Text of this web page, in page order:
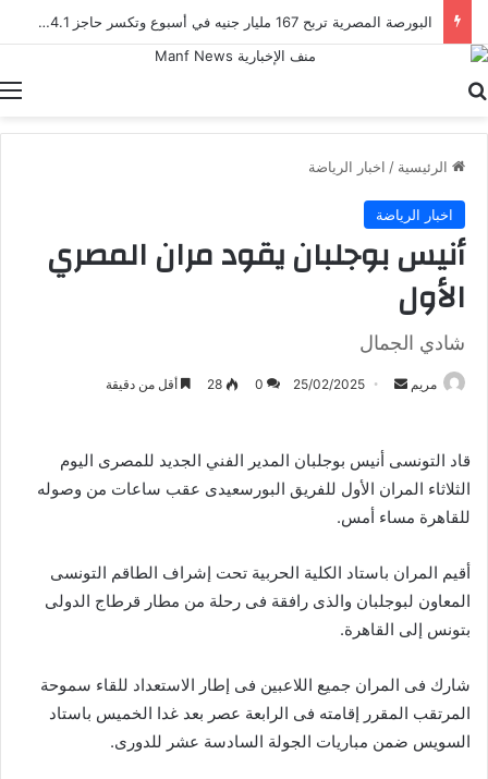
البورصة المصرية تربح 167 مليار جنيه في أسبوع وتكسر حاجز 4.1 تريليون جنيه للمرة الأولى
الرئيسية / اخبار الرياضة
اخبار الرياضة
أنيس بوجلبان يقود مران المصري
الأول
شادي الجمال
مريم
أرسل 25/02/2025
0
28 أقل من دقيقة
قاد التونسى أنيس بوجلبان المدير الفني الجديد للمصرى اليوم
الثلاثاء المران الأول للفريق البورسعيدى عقب ساعات من وصوله
للقاهرة مساء أمس.
أقيم المران باستاد الكلية الحربية تحت إشراف الطاقم التونسى
المعاون لبوجلبان والذى رافقة فى رحلة من مطار قرطاج الدولى
بتونس إلى القاهرة.
شارك فى المران جميع اللاعبين فى إطار الاستعداد للقاء سموحة
المرتقب المقرر إقامته فى الرابعة عصر بعد غدا الخميس باستاد
السويس ضمن مباريات الجولة السادسة عشر للدورى.